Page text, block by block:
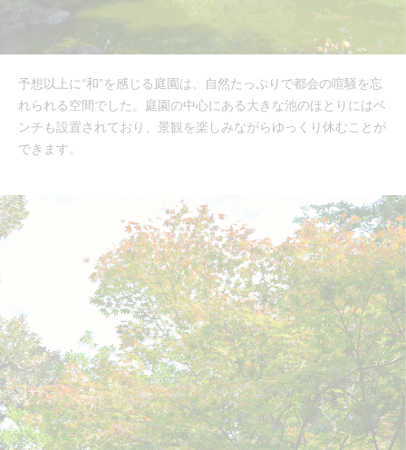
予想以上に“和”を感じる庭園は、自然たっぷりで都会の喧騒を忘
れられる空間でした。庭園の中心にある大きな池のほとりにはベ
ンチも設置されており、景観を楽しみながらゆっくり休むことが
できます。